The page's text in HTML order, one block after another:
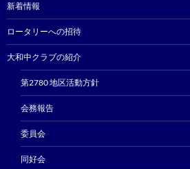
新着情報
ロータリーへの招待
大和中クラブの紹介
第2780 地区活動方針
会務報告
委員会
同好会